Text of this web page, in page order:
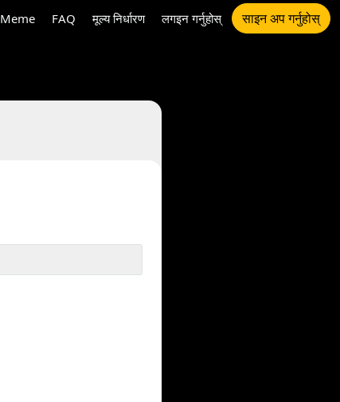
Meme FAQ मूल्य निर्धारण लगइन गर्नुहोस् साइन अप गर्नुहोस्